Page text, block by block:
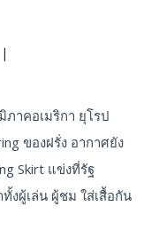
าคอเมริกา ยุโรป
ของฝรั่ง อากาศยัง
Skirt แข่งที่รัฐ
งผู้เล่น ผู้ชม ใส่เสื้อกัน